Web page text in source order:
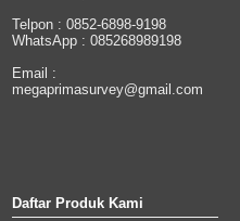
Telpon : 0852-6898-9198
WhatsApp : 085268989198
Email :
megaprimasurvey@gmail.com
Daftar Produk Kami